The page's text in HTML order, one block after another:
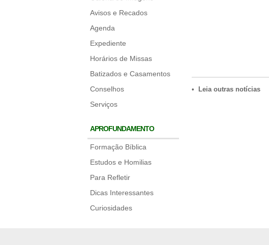
Avisos e Recados
Agenda
Expediente
Horários de Missas
Batizados e Casamentos
Conselhos
Serviços
APROFUNDAMENTO
Formação Bíblica
Estudos e Homilias
Para Refletir
Dicas Interessantes
Curiosidades
• Leia outras notícias